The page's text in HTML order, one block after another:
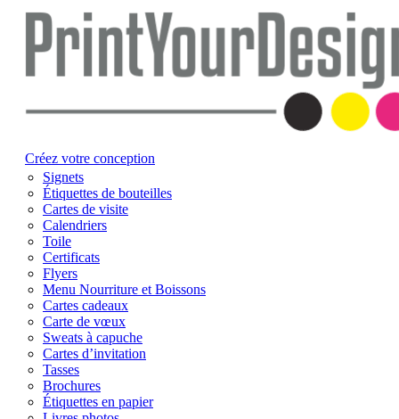
Créez votre conception
Signets
Étiquettes de bouteilles
Cartes de visite
Calendriers
Toile
Certificats
Flyers
Menu Nourriture et Boissons
Cartes cadeaux
Carte de vœux
Sweats à capuche
Cartes d’invitation
Tasses
Brochures
Étiquettes en papier